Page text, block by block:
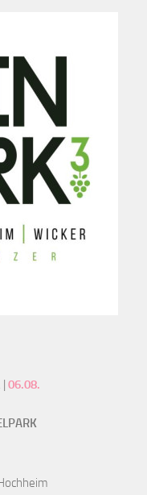
| 06.08.